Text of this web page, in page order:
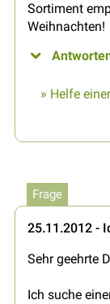
Sortiment
Weihnachten!
» Helfe
Frage
25.11.2012 -
Sehr geehrte
Ich suche